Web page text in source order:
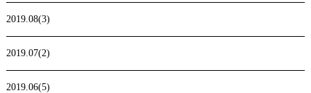
2019.08(3)
2019.07(2)
2019.06(5)